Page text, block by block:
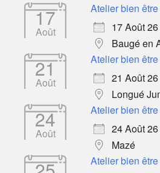
17
Août
Atelier bien
17 Août 26
Baugé en
21
Août
Atelier bien
21 Août 26
Longué
24
Août
Atelier bien
24 Août 26
Mazé
Atelier bien